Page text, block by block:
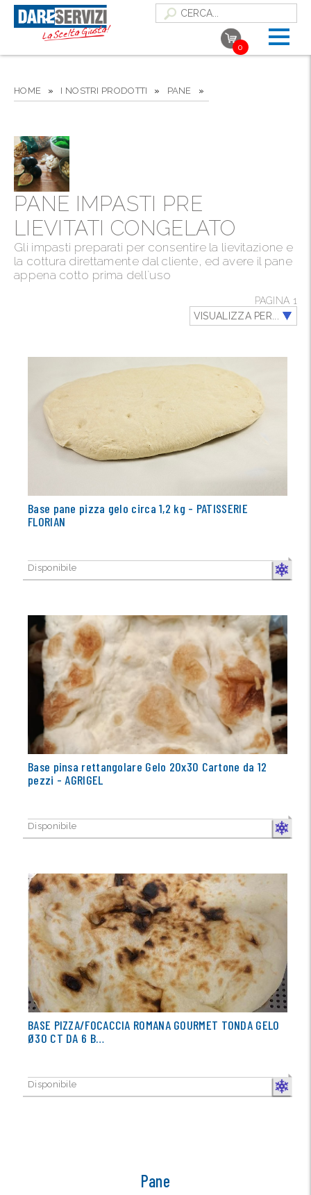
0
HOME » I NOSTRI PRODOTTI » PANE »
PANE IMPASTI PRE
LIEVITATI CONGELATO
Gli impasti preparati per consentire la lievitazione e
la cottura direttamente dal cliente, ed avere il pane
appena cotto prima dell`uso
PAGINA 1
VISUALIZZA PER...
Base pane pizza gelo circa 1,2 kg - PATISSERIE
FLORIAN
Disponibile
Base pinsa rettangolare Gelo 20x30 Cartone da 12
pezzi - AGRIGEL
Disponibile
BASE PIZZA/FOCACCIA ROMANA GOURMET TONDA GELO
Ø30 CT DA 6 B…
Disponibile
Pane